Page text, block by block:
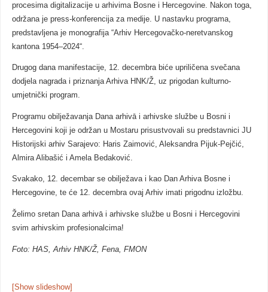
procesima digitalizacije u arhivima Bosne i Hercegovine. Nakon toga,
održana je press-konferencija za medije. U nastavku programa,
predstavljena je monografija “Arhiv Hercegovačko-neretvanskog
kantona 1954–2024“.
Drugog dana manifestacije, 12. decembra biće upriličena svečana
dodjela nagrada i priznanja Arhiva HNK/Ž, uz prigodan kulturno-
umjetnički program.
Programu obilježavanja Dana arhivā i arhivske službe u Bosni i
Hercegovini koji je održan u Mostaru prisustvovali su predstavnici JU
Historijski arhiv Sarajevo: Haris Zaimović, Aleksandra Pijuk-Pejčić,
Almira Alibašić i Amela Bedaković.
Svakako, 12. decembar se obilježava i kao Dan Arhiva Bosne i
Hercegovine, te će 12. decembra ovaj Arhiv imati prigodnu izložbu.
Želimo sretan Dana arhivā i arhivske službe u Bosni i Hercegovini
svim arhivskim profesionalcima!
Foto: HAS, Arhiv HNK/Ž, Fena, FMON
[Show slideshow]